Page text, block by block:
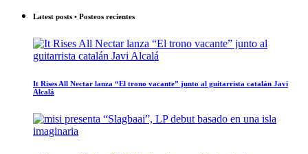
Latest posts • Posteos recientes
It Rises All Nectar lanza “El trono vacante” junto al guitarrista catalán Javi
Alcalá